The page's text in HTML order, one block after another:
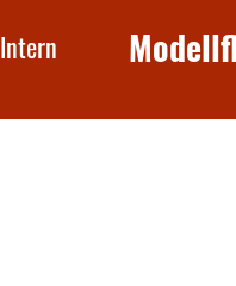
Intern